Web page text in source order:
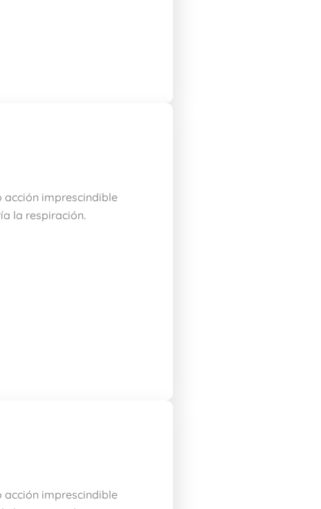
acción imprescindible
la respiración.
acción imprescindible